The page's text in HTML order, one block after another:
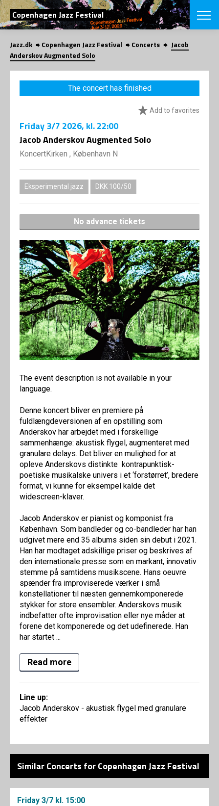
SEARCH
Copenhagen Jazz Festival
Danish
CHOOSE
VINTERJAZZ
Themes
LOCATIONS
SHOP
Jazz.dk Copenhagen Jazz Festival Concerts
Jacob
Anderskov Augmented Solo
The concert has finished
Add to favorites
Friday3/7 2026, kl. 22:00
Jacob Anderskov Augmented Solo
KoncertKirken , København N
Eksperimental jazz DKK 100/50
No advance tickets
The event description is not available in your
language.
Denne koncert bliver en premiere på
fuldlængdeversionen af en opstilling som
Anderskov har arbejdet med i forskellige
sammenhænge: akustisk flygel, augmenteret med
granulare delays. Det bliver en mulighed for at
opleve Anderskovs distinkte kontrapunktisk-
poetiske musikalske univers i et ‘forstørret’, bredere
format, vi kunne for eksempel kalde det
widescreen-klaver.
Jacob Anderskov er pianist og komponist fra
København. Som bandleder og co-bandleder har han
udgivet mere end 35 albums siden sin debut i 2021.
Han har modtaget adskillige priser og beskrives af
den internationale presse som en markant, innovativ
stemme på samtidens musikscene. Hans oeuvre
spænder fra improviserede værker i små
konstellationer til næsten gennemkomponerede
stykker for store ensembler. Anderskovs musik
indbefatter ofte improvisation eller nye måder at
forene det komponerede og det udefinerede. Han
har startet ...
Read more
Line up:
Jacob Anderskov - akustisk flygel med granulare
effekter
Similar Concerts for Copenhagen Jazz Festival
Friday 3/7 kl. 15:00